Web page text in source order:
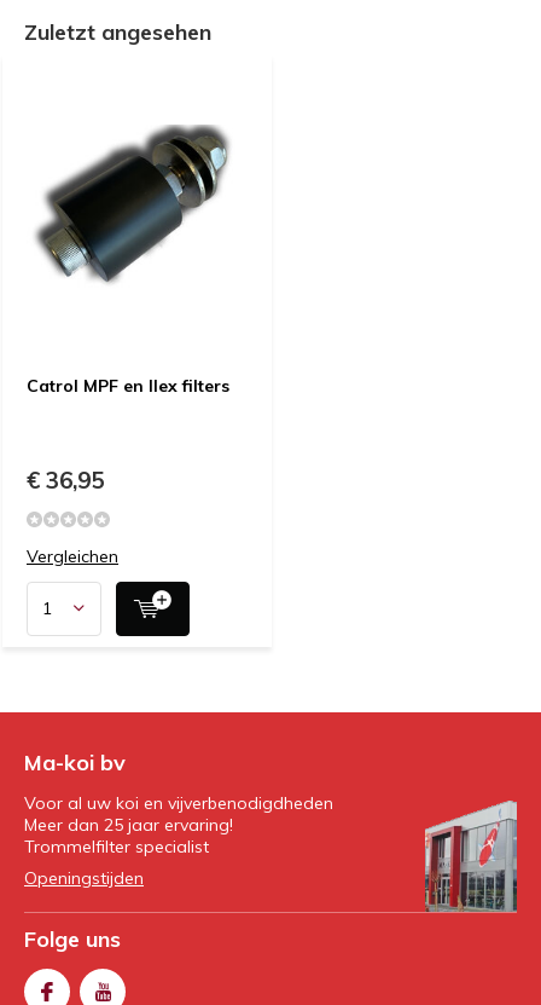
Zuletzt angesehen
Catrol MPF en Ilex filters
€ 36,95
Vergleichen
Ma-koi bv
Voor al uw koi en vijverbenodigdheden
Meer dan 25 jaar ervaring!
Trommelfilter specialist
Openingstijden
Folge uns